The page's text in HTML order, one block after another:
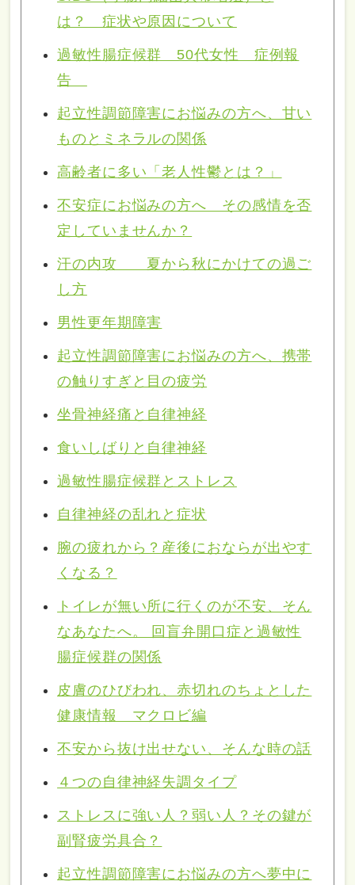
は？ 症状や原因について
過敏性腸症候群 50代女性 症例報
告
起立性調節障害にお悩みの方へ、甘い
ものとミネラルの関係
高齢者に多い「老人性鬱とは？」
不安症にお悩みの方へ その感情を否
定していませんか？
汗の内攻 夏から秋にかけての過ご
し方
男性更年期障害
起立性調節障害にお悩みの方へ、携帯
の触りすぎと目の疲労
坐骨神経痛と自律神経
食いしばりと自律神経
過敏性腸症候群とストレス
自律神経の乱れと症状
腕の疲れから？産後におならが出やす
くなる？
トイレが無い所に行くのが不安、そん
なあなたへ。 回盲弁開口症と過敏性
腸症候群の関係
皮膚のひびわれ、赤切れのちょとした
健康情報 マクロビ編
不安から抜け出せない、そんな時の話
４つの自律神経失調タイプ
ストレスに強い人？弱い人？その鍵が
副腎疲労具合？
起立性調節障害にお悩みの方へ夢中に